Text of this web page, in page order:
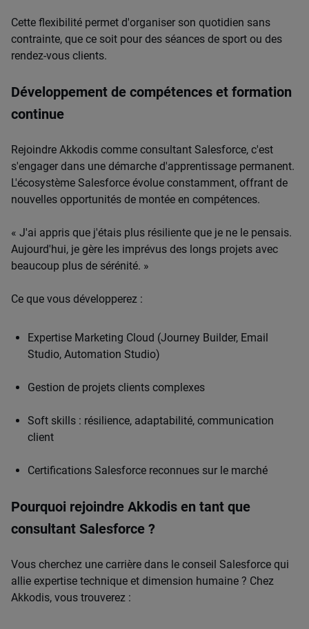
Cette flexibilité permet d'organiser son quotidien sans
contrainte, que ce soit pour des séances de sport ou des
rendez-vous clients.
Développement de compétences et formation
continue
Rejoindre Akkodis comme consultant Salesforce, c'est
s'engager dans une démarche d'apprentissage permanent.
L'écosystème Salesforce évolue constamment, offrant de
nouvelles opportunités de montée en compétences.
« J'ai appris que j'étais plus résiliente que je ne le pensais.
Aujourd'hui, je gère les imprévus des longs projets avec
beaucoup plus de sérénité. »
Ce que vous développerez :
Expertise Marketing Cloud (Journey Builder, Email
Studio, Automation Studio)
Gestion de projets clients complexes
Soft skills : résilience, adaptabilité, communication
client
Certifications Salesforce reconnues sur le marché
Pourquoi rejoindre Akkodis en tant que
consultant Salesforce ?
Vous cherchez une carrière dans le conseil Salesforce qui
allie expertise technique et dimension humaine ? Chez
Akkodis, vous trouverez :